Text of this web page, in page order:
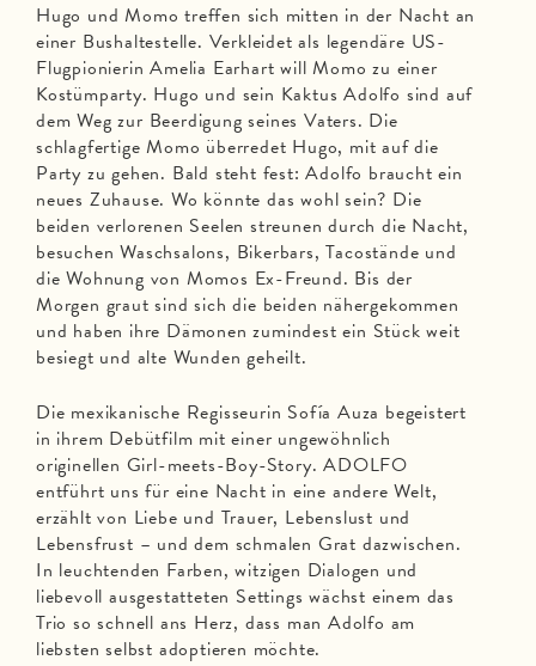
Hugo und Momo treffen sich mitten in der Nacht an
einer Bushaltestelle. Verkleidet als legendäre US-
Flugpionierin Amelia Earhart will Momo zu einer
Kostümparty. Hugo und sein Kaktus Adolfo sind auf
dem Weg zur Beerdigung seines Vaters. Die
schlagfertige Momo überredet Hugo, mit auf die
Party zu gehen. Bald steht fest: Adolfo braucht ein
neues Zuhause. Wo könnte das wohl sein? Die
beiden verlorenen Seelen streunen durch die Nacht,
besuchen Waschsalons, Bikerbars, Tacostände und
die Wohnung von Momos Ex-Freund. Bis der
Morgen graut sind sich die beiden nähergekommen
und haben ihre Dämonen zumindest ein Stück weit
besiegt und alte Wunden geheilt.
Die mexikanische Regisseurin Sofía Auza begeistert
in ihrem Debütfilm mit einer ungewöhnlich
originellen Girl-meets-Boy-Story. ADOLFO
entführt uns für eine Nacht in eine andere Welt,
erzählt von Liebe und Trauer, Lebenslust und
Lebensfrust – und dem schmalen Grat dazwischen.
In leuchtenden Farben, witzigen Dialogen und
liebevoll ausgestatteten Settings wächst einem das
Trio so schnell ans Herz, dass man Adolfo am
liebsten selbst adoptieren möchte.